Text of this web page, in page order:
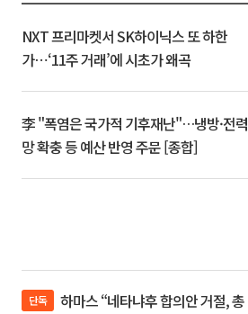
NXT 프리마켓서 SK하이닉스 또 하한
가⋯‘11주 거래’에 시초가 왜곡
李 "폭염은 국가적 기후재난"…냉방·전력
망 확충 등 예산 반영 주문 [종합]
단독